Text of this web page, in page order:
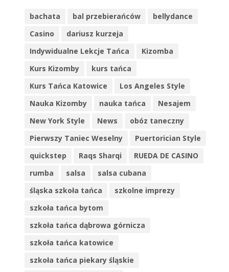
bachata bal przebierańców
bellydance
Casino
dariusz kurzeja
Indywidualne Lekcje Tańca
Kizomba
Kurs Kizomby
kurs tańca
Kurs Tańca Katowice
Los Angeles Style
Nauka Kizomby
nauka tańca
Nesajem
New York Style
News
obóz taneczny
Pierwszy Taniec Weselny
Puertorician Style
quickstep
Raqs Sharqi
RUEDA DE CASINO
rumba
salsa
salsa cubana
śląska szkoła tańca
szkolne imprezy
szkoła tańca bytom
szkoła tańca dąbrowa górnicza
szkoła tańca katowice
szkoła tańca piekary śląskie